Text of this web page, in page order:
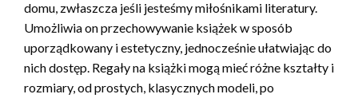
domu, zwłaszcza jeśli jesteśmy miłośnikami literatury.
Umożliwia on przechowywanie książek w sposób
uporządkowany i estetyczny, jednocześnie ułatwiając do
nich dostęp. Regały na książki mogą mieć różne kształty i
rozmiary, od prostych, klasycznych modeli, po